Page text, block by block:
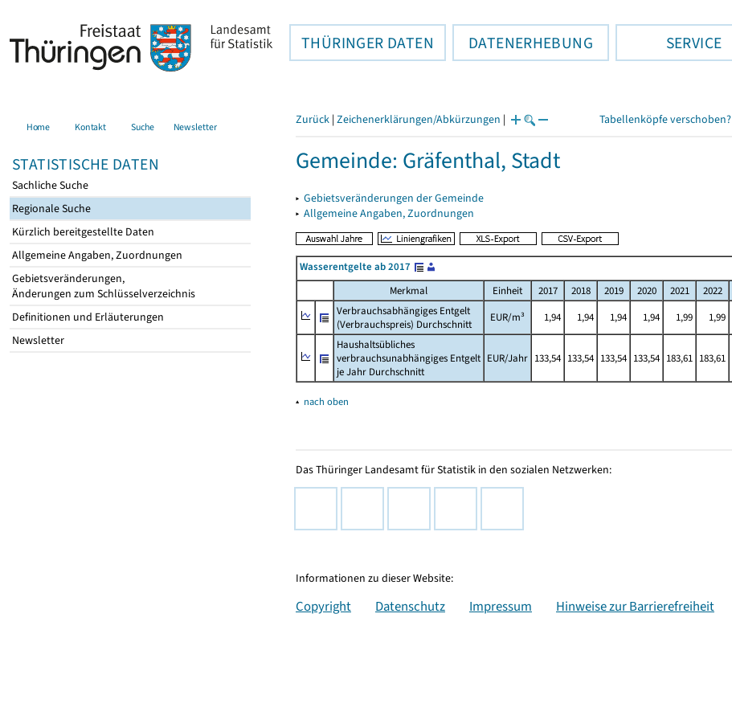
THÜRINGER DATEN DATENERHEBUNG SERVICE
Home Kontakt Suche Newsletter
STATISTISCHE DATEN
Sachliche Suche
Regionale Suche
Kürzlich bereitgestellte Daten
Allgemeine Angaben, Zuordnungen
Gebietsveränderungen,
Änderungen zum Schlüsselverzeichnis
Definitionen und Erläuterungen
Newsletter
Zurück | Zeichenerklärungen/Abkürzungen | Tabellenköpfe verschoben?
Gemeinde: Gräfenthal, Stadt
▸ Gebietsveränderungen der Gemeinde
▸ Allgemeine Angaben, Zuordnungen
Wasserentgelte ab 2017
Merkmal
Einheit 2017 2018 2019 2020 2021 2022
Verbrauchsabhängiges Entgelt
(Verbrauchspreis) Durchschnitt
EUR/m³ 1,94 1,94 1,94 1,94 1,99 1,99
Haushaltsübliches
verbrauchsunabhängiges Entgelt
je Jahr Durchschnitt
EUR/Jahr 133,54 133,54 133,54 133,54 183,61 183,61
▴ nach oben
Das Thüringer Landesamt für Statistik in den sozialen Netzwerken:
Informationen zu dieser Website:
Copyright Datenschutz Impressum Hinweise zur Barrierefreiheit